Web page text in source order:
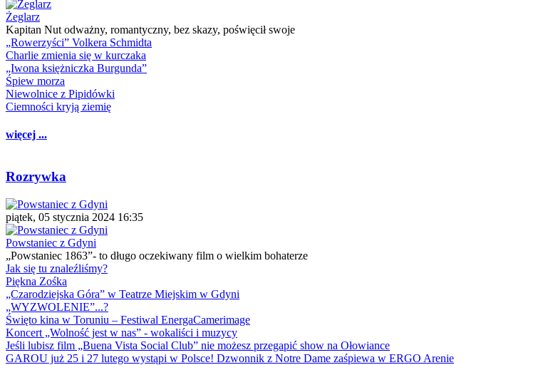
Żeglarz
Kapitan Nut odważny, romantyczny, bez skazy, poświęcił swoje
„Rowerzyści” Volkera Schmidta
Charlie zmienia się w kurczaka
„Iwona księżniczka Burgunda”
Śpiew morza
Niewolnice z Pipidówki
Ciemności kryją ziemię
więcej ...
Rozrywka
piątek, 05 stycznia 2024 16:35
Powstaniec z Gdyni
„Powstaniec 1863”- to długo oczekiwany film o wielkim bohaterze
Jak się tu znaleźliśmy?
Piękna Zośka
„Czarodziejska Góra” w Teatrze Miejskim w Gdyni
„WYZWOLENIE”...?
Święto kina w Toruniu – Festiwal EnergaCamerimage
Koncert „Wolność jest w nas” - wokaliści i muzycy
Jeśli lubisz film „Buena Vista Social Club” nie możesz przegapić show na Ołowiance
GAROU już 25 i 27 lutego wystąpi w Polsce! Dzwonnik z Notre Dame zaśpiewa w ERGO Arenie